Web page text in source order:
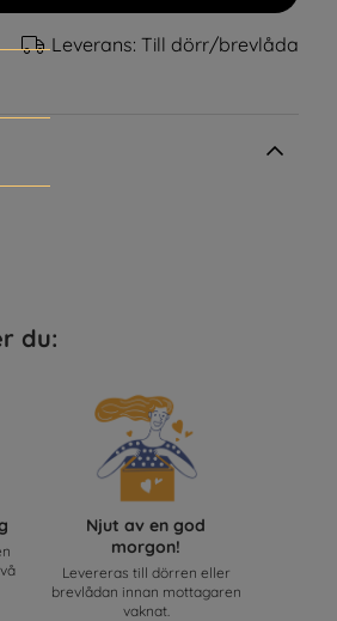
Leverans: Till dörr/brevlåda
du:
Njut av en god
morgon!
Levereras till dörren eller
brevlådan innan mottagaren
vaknat.